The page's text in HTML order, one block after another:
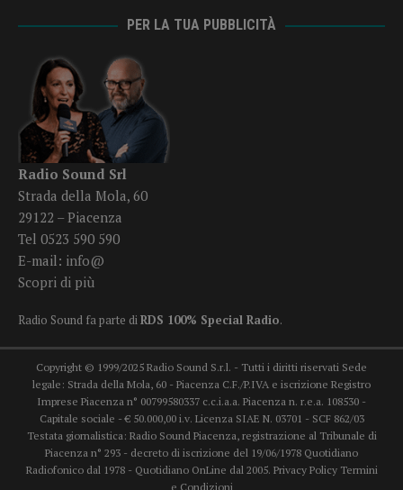
PER LA TUA PUBBLICITÀ
Radio Sound Srl
Strada della Mola, 60
29122 – Piacenza
Tel 0523 590 590
E-mail: info@
Scopri di più
Radio Sound fa parte diRDS 100% Special Radio.
Copyright © 1999/2025 Radio Sound S.r.l. - Tutti i diritti riservati Sede
legale: Strada della Mola, 60 - Piacenza C.F./P.IVA e iscrizione Registro
Imprese Piacenza n° 00799580337 c.c.i.a.a. Piacenza n. r.e.a. 108530 -
Capitale sociale - € 50.000,00 i.v. Licenza SIAE N. 03701 - SCF 862/03
Testata giornalistica: Radio Sound Piacenza, registrazione al Tribunale di
Piacenza n° 293 - decreto di iscrizione del 19/06/1978 Quotidiano
Radiofonico dal 1978 - Quotidiano OnLine dal 2005. Privacy Policy Termini
e Condizioni